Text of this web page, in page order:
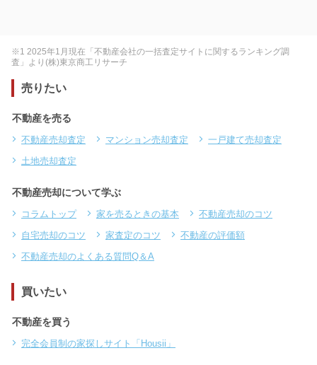
※1 2025年1月現在「不動産会社の一括査定サイトに関するランキング調
査」より(株)東京商工リサーチ
売りたい
不動産を売る
不動産売却査定 マンション売却査定
一戸建て売却査定
土地売却査定
不動産売却について学ぶ
コラムトップ 家を売るときの基本
不動産売却のコツ
自宅売却のコツ
家査定のコツ
不動産の評価額
不動産売却のよくある質問Q＆A
買いたい
不動産を買う
完全会員制の家探しサイト「Housii」